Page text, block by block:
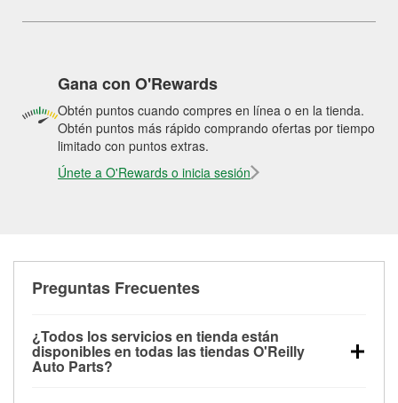
Gana con O'Rewards
Obtén puntos cuando compres en línea o en la tienda.
Obtén puntos más rápido comprando ofertas por tiempo
limitado con puntos extras.
Únete a O'Rewards o inicia sesión
Preguntas Frecuentes
¿Todos los servicios en tienda están
disponibles en todas las tiendas O'Reilly
Auto Parts?